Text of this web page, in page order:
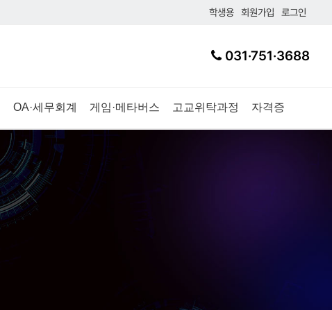
학생용 회원가입 로그인
031·751·3688
OA·세무회계 게임·메타버스 고교위탁과정 자격증